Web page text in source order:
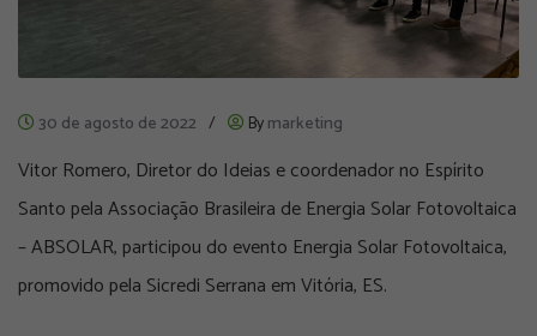
30 de agosto de 2022 / Bymarketing
Vitor Romero, Diretor do Ideias e coordenador no Espírito
Santo pela Associação Brasileira de Energia Solar Fotovoltaica
– ABSOLAR, participou do evento Energia Solar Fotovoltaica,
promovido pela Sicredi Serrana em Vitória, ES.